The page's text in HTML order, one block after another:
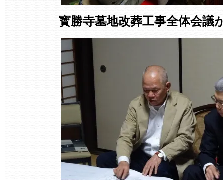
寳勝寺墓地改葬工事全体会議